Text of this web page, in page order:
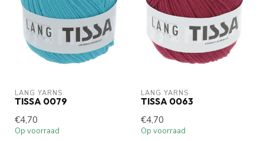
LANG YARNS
TISSA 0079
€4,70
Op voorraad
LANG YARNS
TISSA 0063
€4,70
Op voorraad